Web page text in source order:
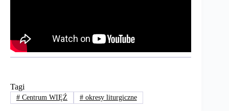
Tagi
#Centrum WIĘŹ #okresy liturgiczne